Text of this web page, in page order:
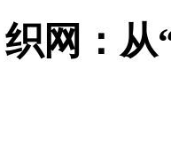
织网：从